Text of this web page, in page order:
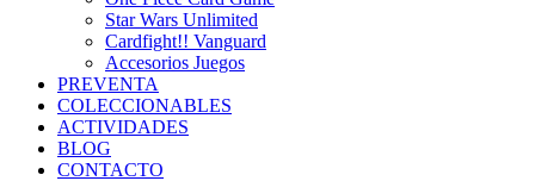
Star Wars Unlimited
Cardfight!! Vanguard
Accesorios Juegos
PREVENTA
COLECCIONABLES
ACTIVIDADES
BLOG
CONTACTO